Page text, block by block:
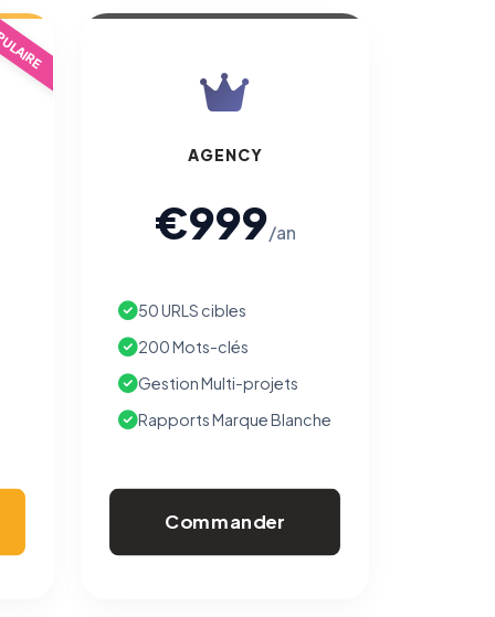
AGENCY
€999/an
50 URLS cibles
200 Mots-clés
Gestion Multi-projets
Rapports Marque Blanche
Commander